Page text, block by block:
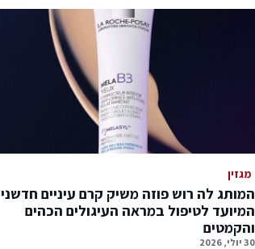
מגזין
המותג לה רוש פוזה משיק קרם עיניים חדשני
המיועד לטיפול במראה העיגולים הכהים
והקמטים
30 יולי, 2026